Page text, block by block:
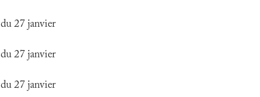
27 janvier
27 janvier
27 janvier